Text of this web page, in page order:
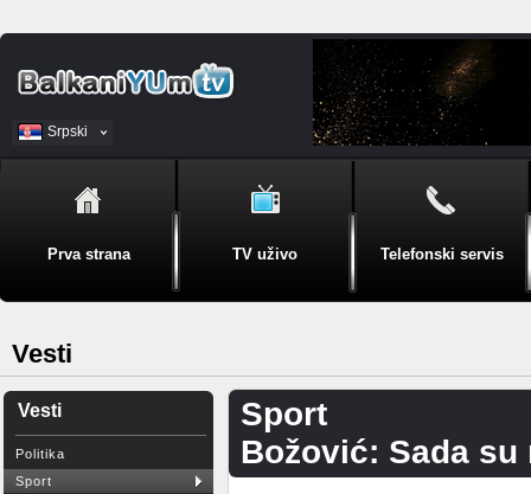
Srpski
BiH
Prva strana TV uživo Telefonski servis
Vesti
Vesti
Politika
Sport
Sport
Božović: Sada su